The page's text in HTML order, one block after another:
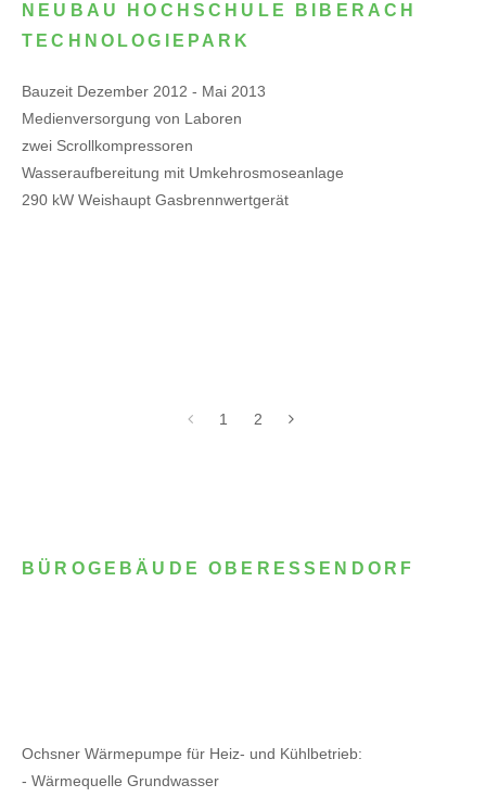
NEUBAU HOCHSCHULE BIBERACH
TECHNOLOGIEPARK
Bauzeit Dezember 2012 - Mai 2013
Medienversorgung von Laboren
zwei Scrollkompressoren
Wasseraufbereitung mit Umkehrosmoseanlage
290 kW Weishaupt Gasbrennwertgerät
1 2
BÜROGEBÄUDE OBERESSENDORF
Ochsner Wärmepumpe für Heiz- und Kühlbetrieb:
- Wärmequelle Grundwasser